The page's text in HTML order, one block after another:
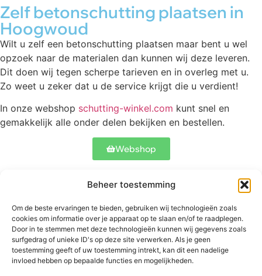
Beheer toestemming
Om de beste ervaringen te bieden, gebruiken wij technologieën zoals
cookies om informatie over je apparaat op te slaan en/of te raadplegen.
Door in te stemmen met deze technologieën kunnen wij gegevens zoals
surfgedrag of unieke ID's op deze site verwerken. Als je geen
toestemming geeft of uw toestemming intrekt, kan dit een nadelige
invloed hebben op bepaalde functies en mogelijkheden.
Zelf betonschutting plaatsen in
Hoogwoud
Wilt u zelf een betonschutting plaatsen maar bent u wel
opzoek naar de materialen dan kunnen wij deze leveren.
Dit doen wij tegen scherpe tarieven en in overleg met u.
Zo weet u zeker dat u de service krijgt die u verdient!
In onze webshop schutting-winkel.com kunt snel en
gemakkelijk alle onder delen bekijken en bestellen.
Webshop
Abtstraat 17
5504 CH
Veldhoven
+31 06
53827900
Betonschutting
Standaard
schutting
Luxe schutting
Hekwerken
Veelgestelde
vragen
Bekijk ons werk